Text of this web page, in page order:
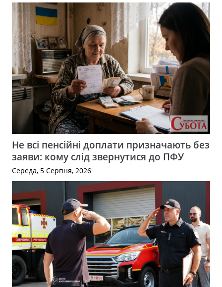
Не всі пенсійні доплати призначають без
заяви: кому слід звернутися до ПФУ
Середа, 5 Серпня, 2026